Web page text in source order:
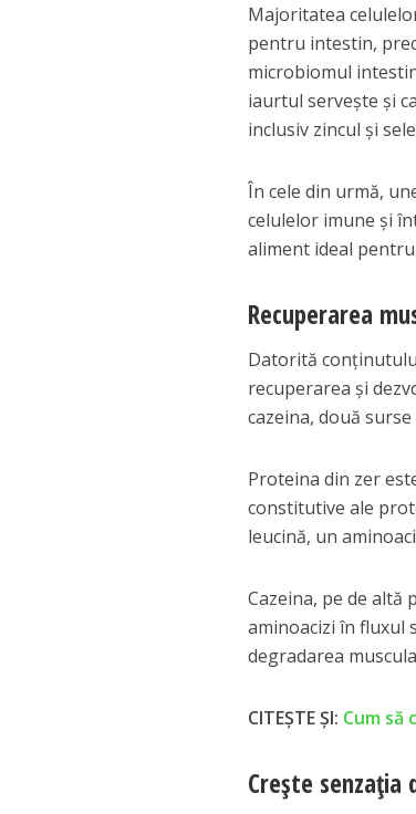
Majoritatea
pentru intestin,
microbiomul
iaurtul servește și
inclusiv zincul și
În cele din urmă,
celulelor imune și
aliment ideal
Recuperarea
Datorită
recuperarea și
cazeina, două
Proteina din zer
constitutive ale
leucină, un
Cazeina, pe de
aminoacizi în fluxul
degradarea
CITEȘTE ȘI: Cum să
Crește senzația